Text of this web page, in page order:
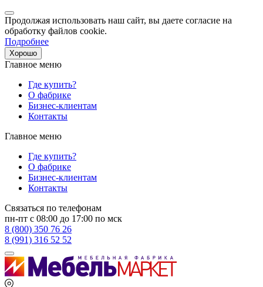
Продолжая использовать наш сайт, вы даете согласие на
обработку файлов cookie.
Подробнее
Хорошо
Главное меню
Где купить?
О фабрике
Бизнес-клиентам
Контакты
Главное меню
Где купить?
О фабрике
Бизнес-клиентам
Контакты
Связаться по телефонам
пн-пт с 08:00 до 17:00 по мск
8 (800) 350 76 26
8 (991) 316 52 52